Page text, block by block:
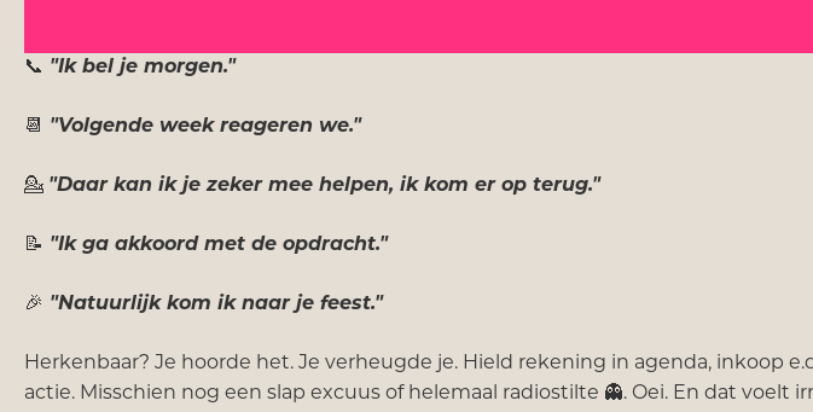
📞 "Ik bel je morgen."
📆 "Volgende week reageren we."
💁 "Daar kan ik je zeker mee helpen, ik kom er op terug."
📝 "Ik ga akkoord met de opdracht."
🎉 "Natuurlijk kom ik naar je feest."
Herkenbaar? Je hoorde het. Je verheugde je. Hield rekening in agenda, inkoop
actie. Misschien nog een slap excuus of helemaal radiostilte 👻. Oei. En dat voelt